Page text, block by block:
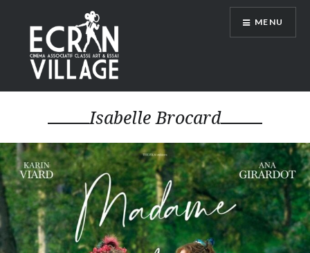
contenu
principal
ÉCRAN VILLAGE
MENU
Isabelle Brocard